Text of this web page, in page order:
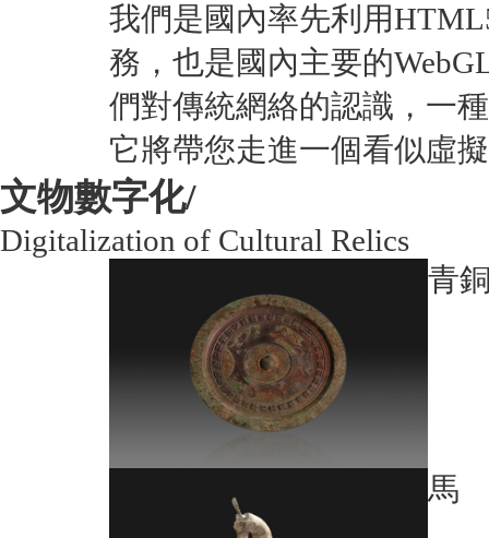
我們是國內率先利用
務，也是國內主要的
們對傳統網絡的認識，一
它將帶您走進一個看似虛
文物數字化/
Digitalization of Cultural Relics
青
馬